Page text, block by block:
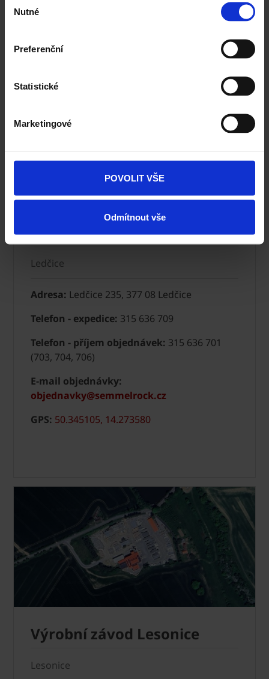
souhlasu
Nutné
Preferenční
Statistické
Marketingové
POVOLIT VŠE
Odmítnout vše
GPS:
Výrobní závod Ledčice
Ledčice
Adresa: Ledčice 235, 377 08 Ledčice
Telefon - expedice: 315 636 709
Telefon - příjem objednávek: 315 636 701
(703, 704, 706)
E-mail objednávky:
objednavky@semmelrock.cz
GPS: 50.345105, 14.273580
Výrobní závod Lesonice
Lesonice